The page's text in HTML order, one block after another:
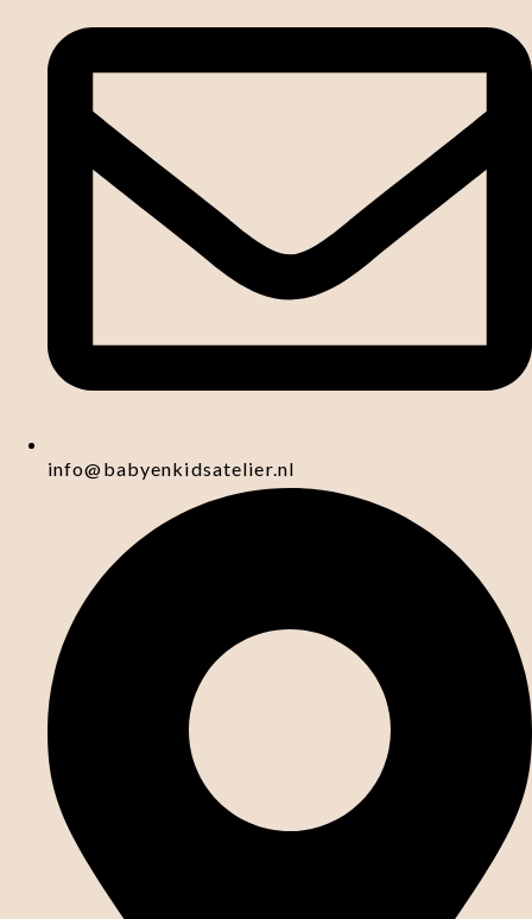
info@babyenkidsatelier.nl